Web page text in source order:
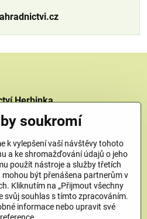
Herbinka
soukromí
k vylepšení vaší návštěvy tohoto
a ke shromažďování údajů o jeho
použít nástroje a služby třetích
být přenášena partnerům v
Kliknutím na „Přijmout všechny
svůj souhlas s tímto zpracováním.
informace nebo upravit své